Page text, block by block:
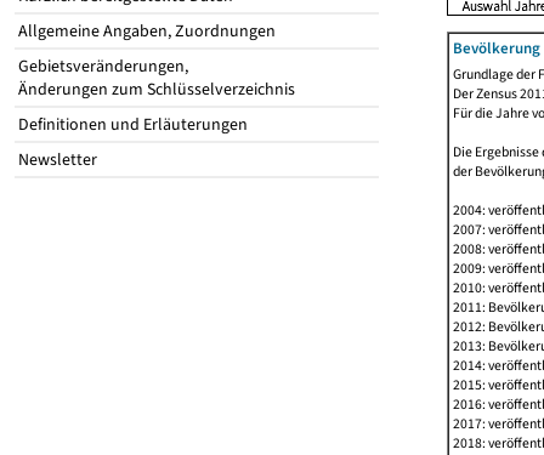
Allgemeine Angaben, Zuordnungen
Gebietsveränderungen,
Änderungen zum Schlüsselverzeichnis
Definitionen und Erläuterungen
Newsletter
Grundlage der
Der Zensus
Für die Jahre
Die
der
2004:
2007:
2008:
2009:
2010:
2011:
2012:
2013:
2014:
2015:
2016:
2017:
2018: